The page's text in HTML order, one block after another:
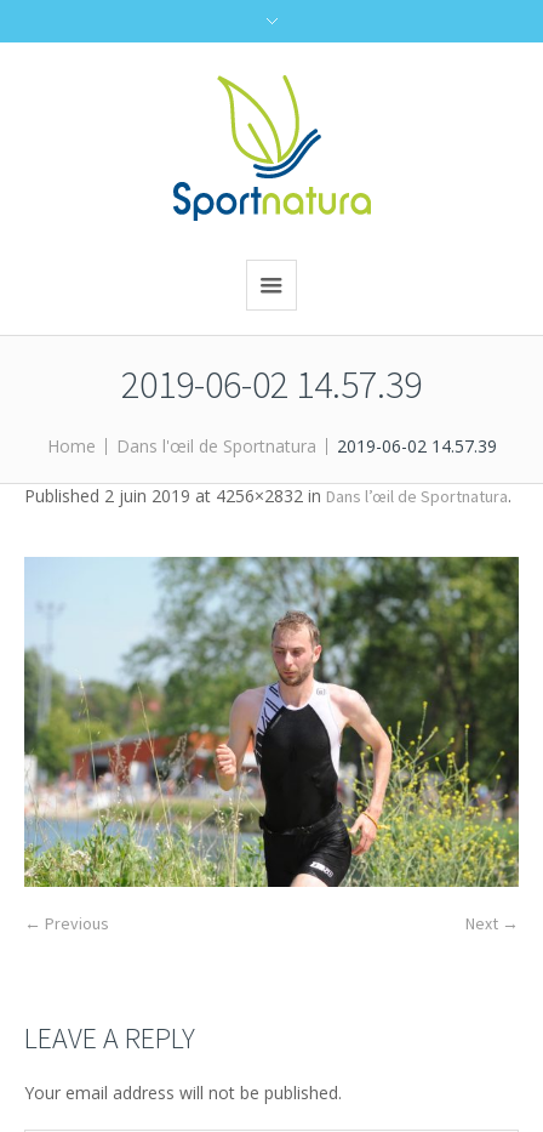
2019-06-02 14.57.39
Home Dans l'œil de Sportnatura 2019-06-02 14.57.39
Published 2 juin 2019 at 4256×2832 in Dans l’œil de Sportnatura.
← Previous Next →
LEAVE A REPLY
Your email address will not be published.